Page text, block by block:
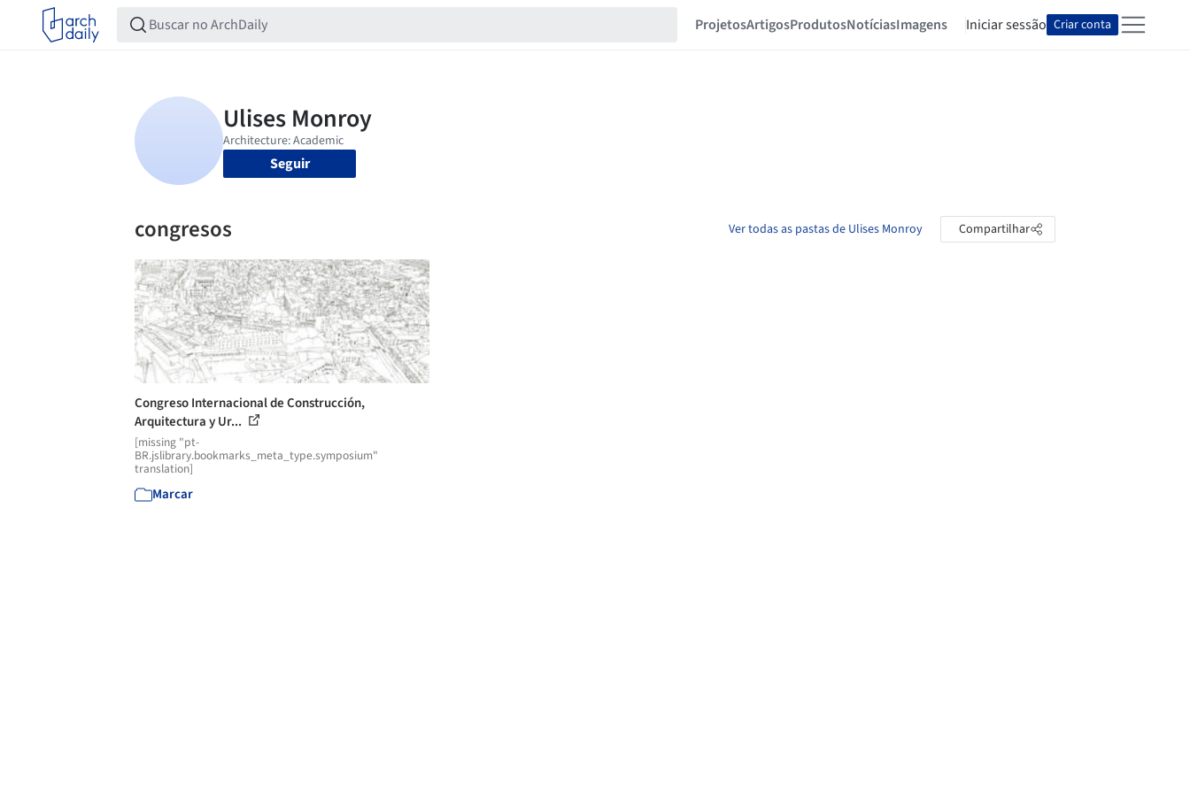
ProjetosArtigosProdutosNotíciasImagens Iniciar sessão Criar conta
Seguir
congresos Ver todas as pastas de Ulises Monroy Compartilhar
Congreso Internacional de Construcción,
Arquitectura y Ur...
[missing "pt-
BR.jslibrary.bookmarks_meta_type.symposium"
translation]
Marcar